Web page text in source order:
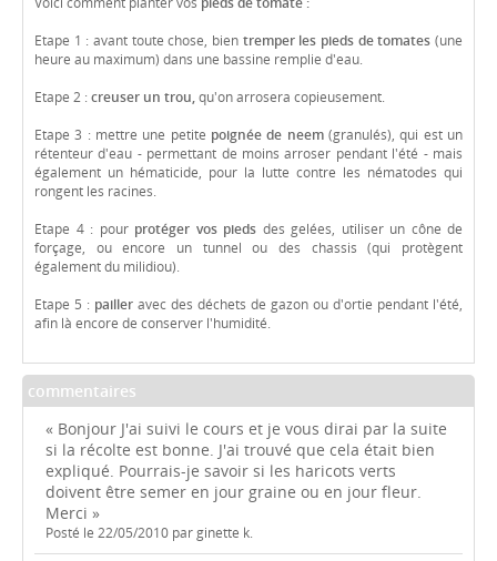
Etape 1 : avant toute chose, bien tremper les pieds de tomates (une
heure au maximum) dans une bassine remplie d'eau.
Etape 2 :creuser un trou,qu'on arrosera copieusement.
Etape 3 : mettre une petite poignée de neem(granulés), qui est un
rétenteur d'eau - permettant de moins arroser pendant l'été - mais
également un hématicide, pour la lutte contre les nématodes qui
rongent les racines.
Etape 4 : pour protéger vos pieds des gelées, utiliser un cône de
forçage, ou encore un tunnel ou des chassis (qui protègent
également du milidiou).
Etape 5 : pailler avec des déchets de gazon ou d'ortie pendant l'été,
afin là encore de conserver l'humidité.
commentaires
« Bonjour J'ai suivi le cours et je vous dirai par la suite
si la récolte est bonne. J'ai trouvé que cela était bien
expliqué. Pourrais-je savoir si les haricots verts
doivent être semer en jour graine ou en jour fleur.
Merci »
Posté le 22/05/2010 par ginette k.